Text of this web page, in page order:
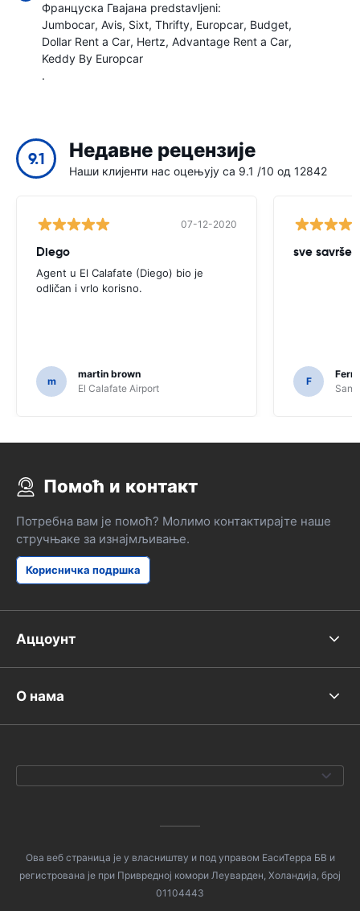
Француска Гвајана predstavljeni:
Jumbocar Avis Sixt Thrifty Europcar Budget
Dollar Rent a Car Hertz Advantage Rent a Car
Keddy By Europcar
.
9.1 Недавне рецензије
Наши клијенти нас оцењују са 9.1 /10 од 12842
07-12-2020
Diego
Agent u El Calafate (Diego) bio je
odličan i vrlo korisno.
m
martin brown
El Calafate Airport
sve
F
Помоћ и контакт
Потребна вам је помоћ? Молимо контактирајте наше
стручњаке за изнајмљивање.
Корисничка подршка
Аццоунт
О нама
Ова веб страница је у власништву и под управом ЕасиТерра БВ и
регистрована је при Привредној комори Леуварден, Холандија, број
01104443